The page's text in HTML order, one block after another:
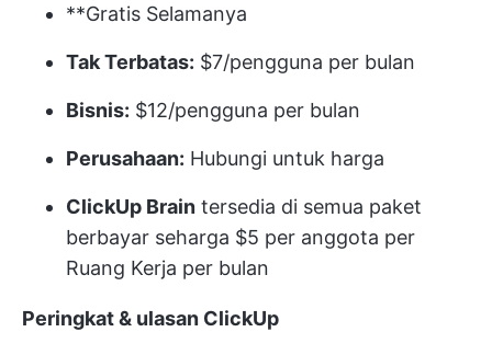
**Gratis Selamanya
Tak Terbatas: $7/pengguna per bulan
Bisnis: $12/pengguna per bulan
Perusahaan: Hubungi untuk harga
ClickUp Brain tersedia di semua paket
berbayar seharga $5 per anggota per
Ruang Kerja per bulan
Peringkat & ulasan ClickUp